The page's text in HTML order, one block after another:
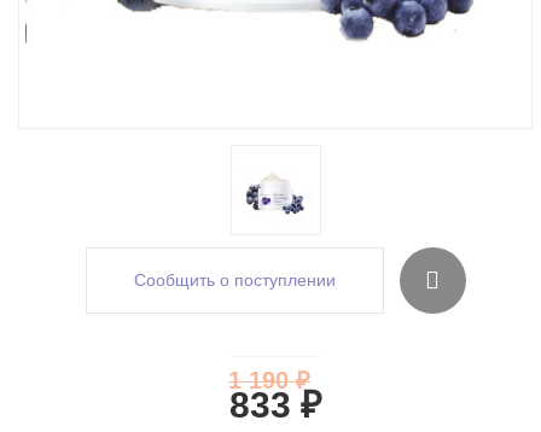
Сообщить о поступлении
833 ₽
1 190 ₽